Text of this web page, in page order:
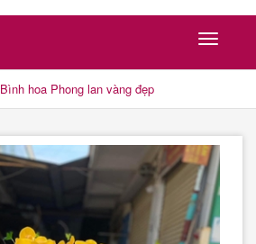
Bình hoa Phong lan vàng đẹp